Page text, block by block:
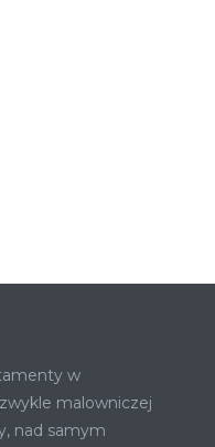
w
malowniczej
nad samym